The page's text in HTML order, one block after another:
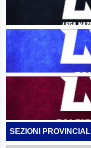
SEZIONI PROVINCIALI